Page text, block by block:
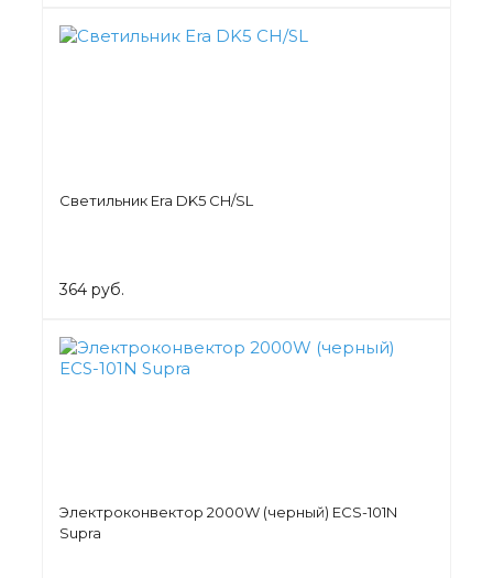
Светильник Era DK5 CH/SL
364 руб.
Электроконвектор 2000W (черный) ECS-101N
Supra